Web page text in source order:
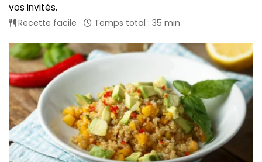
vos invités.
Recette facile Temps total : 35 min